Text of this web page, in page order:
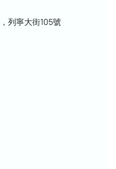
冰的短节目。
爱好者都将对运动员的表
短程）滑冰。 比赛日将以
胜者颁奖结束。
列寧大街105號